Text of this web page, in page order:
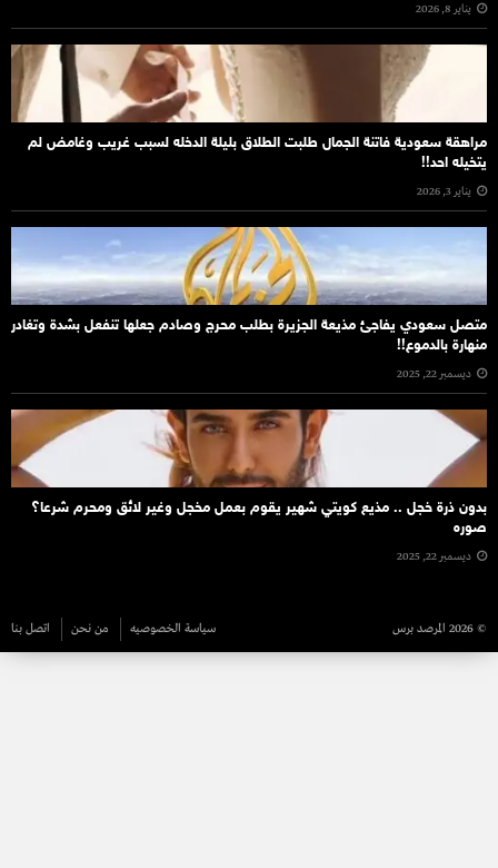
يناير 8, 2026
مراهقة سعودية فاتنة الجمال طلبت الطلاق بليلة الدخله لسبب غريب وغامض لم
يتخيله احد!!
يناير 3, 2026
متصل سعودي يفاجئ مذيعة الجزيرة بطلب محرج وصادم جعلها تنفعل بشدة وتغادر
منهارة بالدموع!!
ديسمبر 22, 2025
بدون ذرة خجل .. مذيع كويتي شهير يقوم بعمل مخجل وغير لائق ومحرم شرعا؟
صوره
ديسمبر 22, 2025
© 2026 المرصد برس سياسة الخصوصيه من نحن اتصل بنا